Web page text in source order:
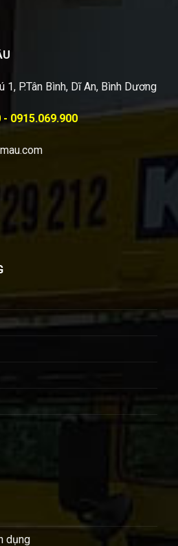
P.Tân Bình, Dĩ An, Bình Dương
- 0915.069.900
dụng